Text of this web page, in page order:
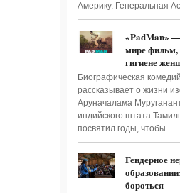
Америку. Генеральная
«PadMan»
мире
гигиене
Биографическая
рассказывает о жизни
Аруначалама
индийского штата
посвятил годы, чтобы
Гендерное
бороться